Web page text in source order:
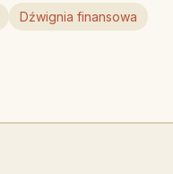
Dźwignia finansowa